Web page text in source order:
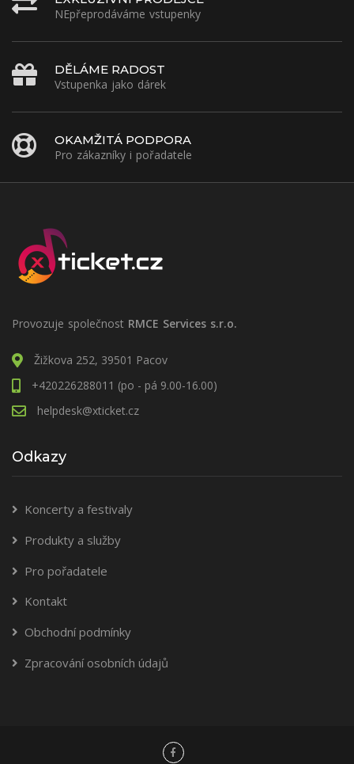
NEpřeprodáváme vstupenky
DĚLÁME RADOST
Vstupenka jako dárek
OKAMŽITÁ PODPORA
Pro zákazníky i pořadatele
Provozuje společnost RMCE Services s.r.o.
Žižkova 252, 39501 Pacov
+420226288011 (po - pá 9.00-16.00)
helpdesk@xticket.cz
Odkazy
Koncerty a festivaly
Produkty a služby
Pro pořadatele
Kontakt
Obchodní podmínky
Zpracování osobních údajů